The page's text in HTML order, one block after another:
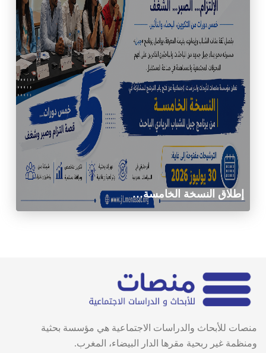
إطلاق النسخة الخامسة…
منصات للأبحاث والدراسات الاجتماعية هي مؤسسة بحثية
ومنظمة غير ربحية مقرها الدار البيضاء، المغرب.